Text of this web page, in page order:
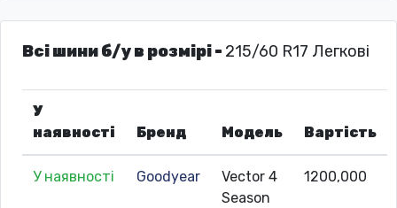
Всі шини б/у в розмірі - 215/60 R17 Легкові
У
наявності
Бренд Модель Вартість
У наявності Goodyear
Vector 4
Season
1200,000